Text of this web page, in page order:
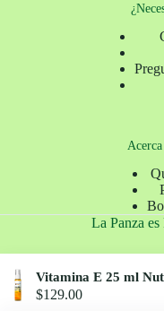
La Panza
Políticas de
$129.00